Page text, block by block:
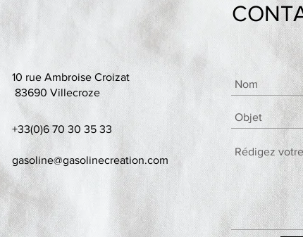
10 rue Ambroise Croizat
83690 Villecroze
+33(0)6 70 30 35 33
gasoline@gasolinecreation.com